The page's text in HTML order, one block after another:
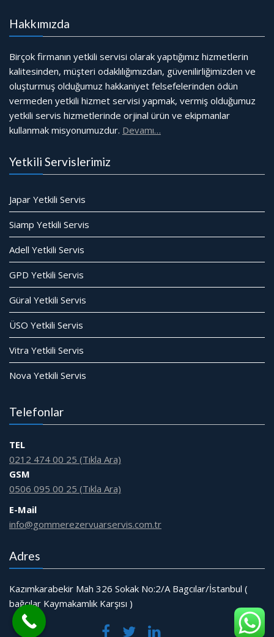
Hakkımızda
Birçok firmanın yetkili servisi olarak yaptığımız hizmetlerin
kalitesinden, müşteri odaklılığımızdan, güvenilirliğimizden ve
oluşturmuş olduğumuz hakkaniyet felsefelerinden ödün
vermeden yetkili hizmet servisi yapmak, vermiş olduğumuz
yetkili servis hizmetlerinde orjinal ürün ve ekipmanlar
kullanmak misyonumuzdur. Devamı…
Yetkili Servislerimiz
Japar Yetkili Servis
Siamp Yetkili Servis
Adell Yetkili Servis
GPD Yetkili Servis
Güral Yetkili Servis
ÜSO Yetkili Servis
Vitra Yetkili Servis
Nova Yetkili Servis
Telefonlar
TEL
0212 474 00 25 (Tıkla Ara)
GSM
0506 095 00 25 (Tıkla Ara)
E-Mail
info@gommerezervuarservis.com.tr
Adres
Kazımkarabekir Mah 326 Sokak No:2/A Bagcılar/İstanbul (
bağcılar Kaymakamlık Karşısı )